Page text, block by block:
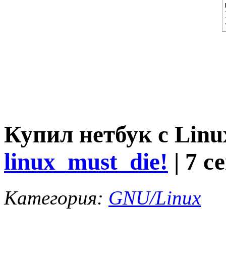
Купил нетбук с
linux_must_die! | 7
Категория: GNU/Linux